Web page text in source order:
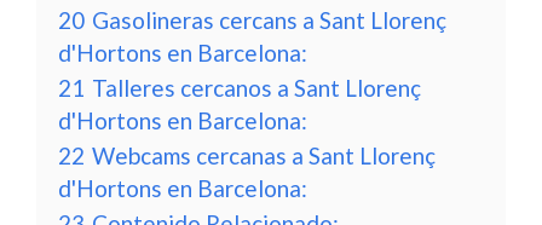
20 Gasolineras cercans a Sant Llorenç
d'Hortons en Barcelona:
21 Talleres cercanos a Sant Llorenç
d'Hortons en Barcelona:
22 Webcams cercanas a Sant Llorenç
d'Hortons en Barcelona: